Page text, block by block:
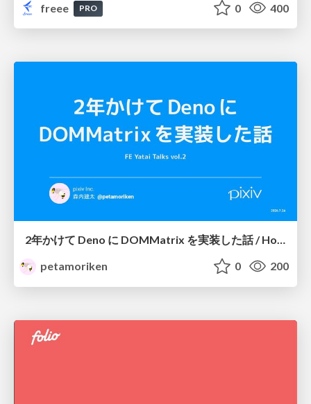
freee
PRO 0 400
2年かけて Deno に DOMMatrix を実装した話 / How I implemented DOMMatrix in Deno over two years
petamoriken
0 200